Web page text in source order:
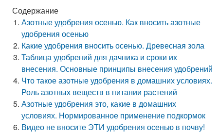
Содержание
Азотные удобрения осенью. Как вносить азотные
удобрения осенью
Какие удобрения вносить осенью. Древесная зола
Таблица удобрений для дачника и сроки их
внесения. Основные принципы внесения удобрений
Что такое азотные удобрения в домашних условиях.
Роль азотных веществ в питании растений
Азотные удобрения это, какие в домашних
условиях. Нормированное применение подкормок
Видео не вносите ЭТИ удобрения осенью в почву!